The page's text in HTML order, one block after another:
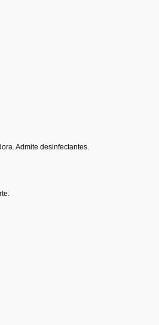
Admite desinfectantes.